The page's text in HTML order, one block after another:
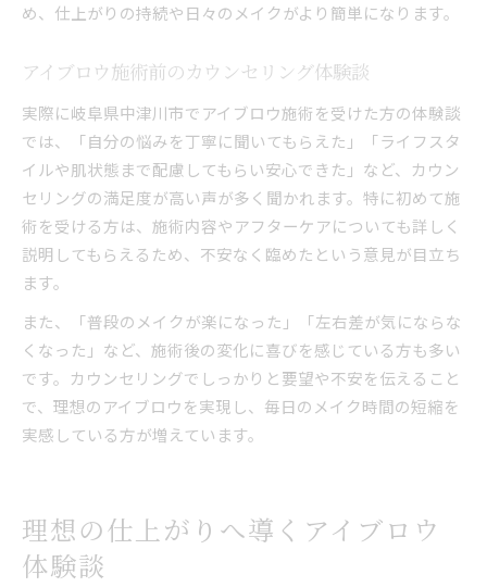
め、仕上がりの持続や日々のメイクがより簡単になります。
アイブロウ施術前のカウンセリング体験談
実際に岐阜県中津川市でアイブロウ施術を受けた方の体験談
では、「自分の悩みを丁寧に聞いてもらえた」「ライフスタ
イルや肌状態まで配慮してもらい安心できた」など、カウン
セリングの満足度が高い声が多く聞かれます。特に初めて施
術を受ける方は、施術内容やアフターケアについても詳しく
説明してもらえるため、不安なく臨めたという意見が目立ち
ます。
また、「普段のメイクが楽になった」「左右差が気にならな
くなった」など、施術後の変化に喜びを感じている方も多い
です。カウンセリングでしっかりと要望や不安を伝えること
で、理想のアイブロウを実現し、毎日のメイク時間の短縮を
実感している方が増えています。
理想の仕上がりへ導くアイブロウ
体験談